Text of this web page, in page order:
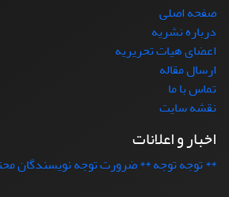
صفحه اصلی
درباره نشریه
اعضای هیات تحریریه
ارسال مقاله
تماس با ما
نقشه سایت
اخبار و اعلانات
** توجه توجه ** ضرورت توجه نویسندگان